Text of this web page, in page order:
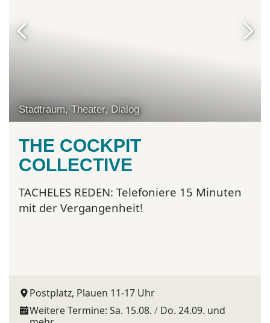
Stadtraum, Theater, Dialog
THE COCKPIT
COLLECTIVE
TACHELES REDEN: Telefoniere 15 Minuten
mit der Vergangenheit!
Postplatz, Plauen 11-17 Uhr
Weitere Termine: Sa. 15.08. Do. 24.09. und